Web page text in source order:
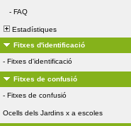
- FAQ
Estadístiques
Fitxes d'identificació
- Fitxes d'identificació
Fitxes de confusió
- Fitxes de confusió
Ocells dels Jardins x a escoles